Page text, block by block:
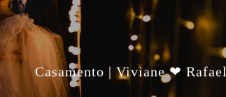
Casamento | Viviane ❤ Rafael